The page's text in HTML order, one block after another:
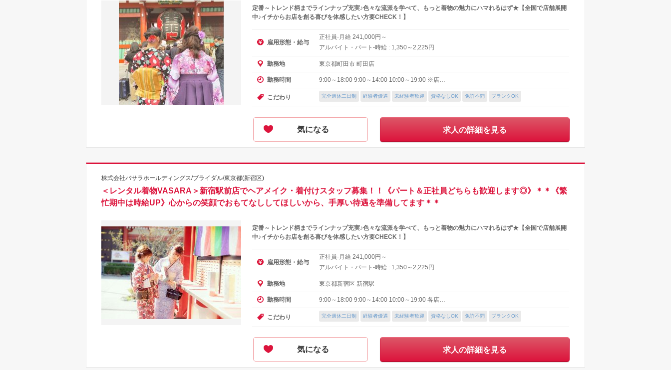
定番～トレンド柄までラインナップ充実♪色々な流派を学べて、もっと着物の魅力にハマれるはず★【全国で店舗展開
中♪イチからお店を創る喜びを体感したい方要CHECK！】
雇用形態・給与
正社員-月給 241,000円～
アルバイト・パート-時給 : 1,350～2,225 円
勤務地 東京都町田市 町田店
勤務時間 9:00～18:00 9:00～14:00 10:00～19:00 ※店…
こだわり 完全週休二日制 経験者優遇 未経験者歓迎 資格なしOK 免許不問 ブランクOK
気になる 求人の詳細を見る
株式会社バサラホールディングス/ブライダル/東京都(新宿区)
＜レンタル着物VASARA＞新宿駅前店でヘアメイク・着付けスタッフ募集！！《パート＆正社員どちらも歓迎します◎》＊＊《繁
忙期中は時給UP》心からの笑顔でおもてなししてほしいから、手厚い待遇を準備してます＊＊
定番～トレンド柄までラインナップ充実♪色々な流派を学べて、もっと着物の魅力にハマれるはず★【全国で店舗展開
中♪イチからお店を創る喜びを体感したい方要CHECK！】
雇用形態・給与
正社員-月給 241,000円～
アルバイト・パート-時給 : 1,350～2,225 円
勤務地 東京都新宿区 新宿駅
勤務時間 9:00～18:00 9:00～14:00 10:00～19:00 各店…
こだわり 完全週休二日制 経験者優遇 未経験者歓迎 資格なしOK 免許不問 ブランクOK
気になる 求人の詳細を見る